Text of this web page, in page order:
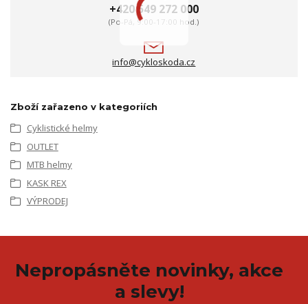
+420 549 272 000
(Po-Pá, 9:00-17:00 hod.)
info@cykloskoda.cz
Zboží zařazeno v kategoriích
Cyklistické helmy
OUTLET
MTB helmy
KASK REX
VÝPRODEJ
Nepropásněte novinky, akce
a slevy!